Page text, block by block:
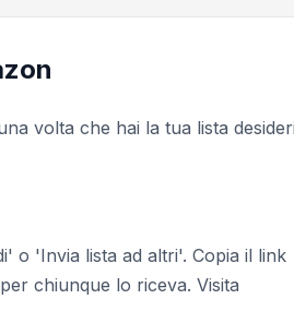
volta che hai la tua lista desideri
o 'Invia lista ad altri'. Copia il link
chiunque lo riceva. Visita